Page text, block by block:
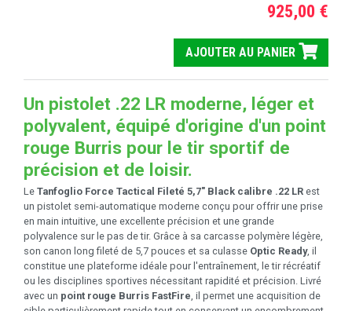
925,00 €
AJOUTER AU PANIER
Un pistolet .22 LR moderne, léger et
polyvalent, équipé d'origine d'un point
rouge Burris pour le tir sportif de
précision et de loisir.
Le Tanfoglio Force Tactical Fileté 5,7" Black calibre .22 LR est
un pistolet semi-automatique moderne conçu pour offrir une prise
en main intuitive, une excellente précision et une grande
polyvalence sur le pas de tir. Grâce à sa carcasse polymère légère,
son canon long fileté de 5,7 pouces et sa culasse Optic Ready, il
constitue une plateforme idéale pour l'entraînement, le tir récréatif
ou les disciplines sportives nécessitant rapidité et précision. Livré
avec un point rouge Burris FastFire, il permet une acquisition de